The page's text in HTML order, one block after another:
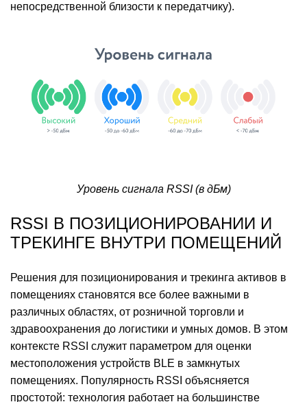
непосредственной близости к передатчику).
Уровень сигнала RSSI (в дБм)
RSSI В ПОЗИЦИОНИРОВАНИИ И
ТРЕКИНГЕ ВНУТРИ ПОМЕЩЕНИЙ
Решения для позиционирования и трекинга активов в
помещениях становятся все более важными в
различных областях, от розничной торговли и
здравоохранения до логистики и умных домов. В этом
контексте RSSI служит параметром для оценки
местоположения устройств BLE в замкнутых
помещениях. Популярность RSSI объясняется
простотой: технология работает на большинстве